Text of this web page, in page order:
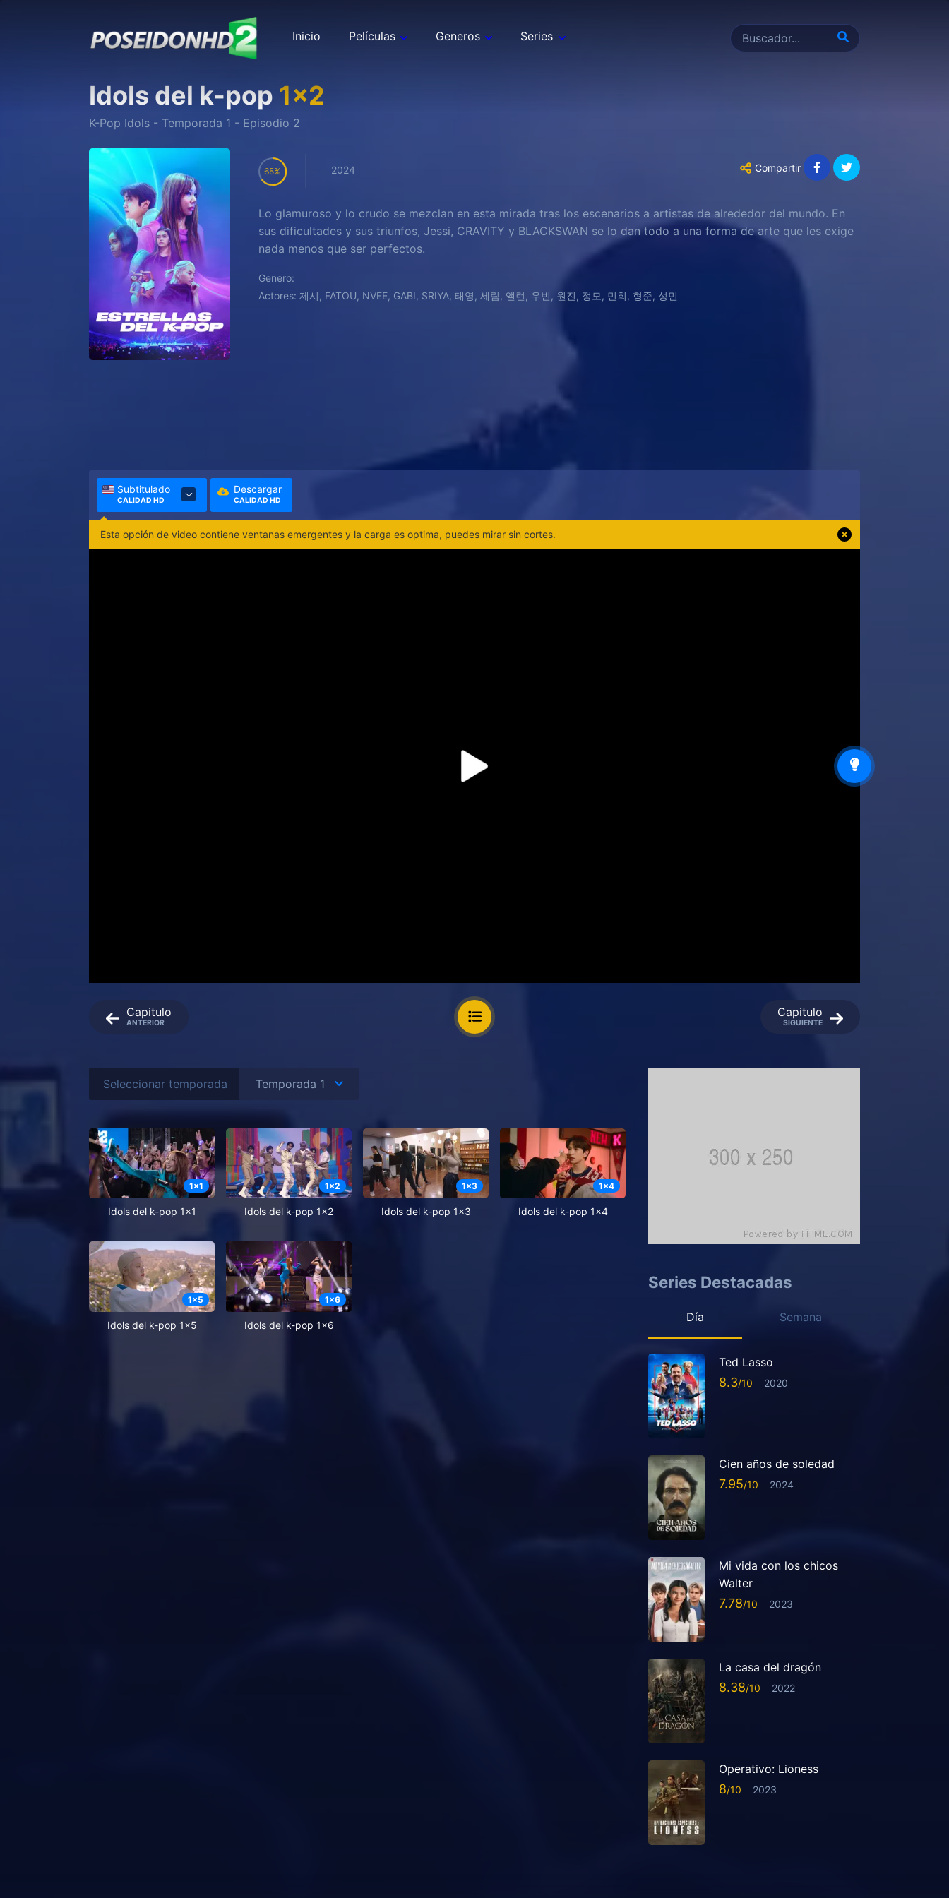
Inicio Películas Generos Series
Idols del k-pop 1x2
K-Pop Idols - Temporada 1 - Episodio 2
65 2024 Compartir
Lo glamuroso y lo crudo se mezclan en esta mirada tras los escenarios a artistas de alrededor del mundo. En
sus dificultades y sus triunfos, Jessi, CRAVITY y BLACKSWAN se lo dan todo a una forma de arte que les exige
nada menos que ser perfectos.
Genero:
Actores: 제시, FATOU, NVEE, GABI, SRIYA, 태영, 세림, 앨런, 우빈, 원진, 정모, 민희, 형준, 성민
Subtitulado
CALIDAD HD
Descargar
CALIDAD HD
Esta opción de video contiene ventanas emergentes y la carga es optima, puedes mirar sin cortes.
Capitulo
ANTERIOR
Capitulo
SIGUIENTE
Seleccionar temporada
1x1
Idols del k-pop 1x1
1x2
Idols del k-pop 1x2
1x3
Idols del k-pop 1x3
1x4
Idols del k-pop 1x4
1x5
Idols del k-pop 1x5
1x6
Idols del k-pop 1x6
Series Destacadas
Día Semana
Ted Lasso
8.3 2020
Cien años de soledad
7.95 2024
Mi vida con los chicos
Walter
7.78 2023
La casa del dragón
8.38 2022
Operativo: Lioness
8 2023